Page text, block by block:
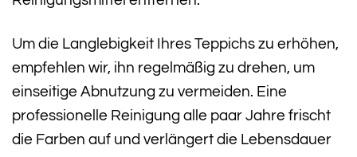
Um die Langlebigkeit Ihres Teppichs zu erhöhen,
empfehlen wir, ihn regelmäßig zu drehen, um
einseitige Abnutzung zu vermeiden. Eine
professionelle Reinigung alle paar Jahre frischt
die Farben auf und verlängert die Lebensdauer